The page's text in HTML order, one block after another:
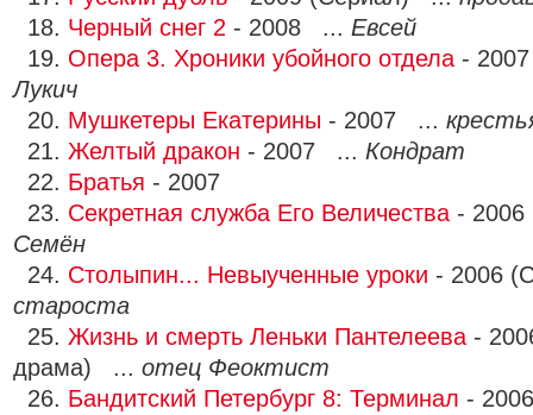
18. Черный снег 2 - 2008 ... Евсей
19. Опера 3. Хроники убойного отдела -
Лукич
20. Мушкетеры Екатерины - 2007 ...
21. Желтый дракон - 2007 ... Кондрат
22. Братья - 2007
23. Секретная служба Его Величества -
Семён
24. Столыпин... Невыученные уроки - 2006
староста
25. Жизнь и смерть Леньки Пантелеева -
драма) ... отец Феоктист
26. Бандитский Петербург 8: Терминал -